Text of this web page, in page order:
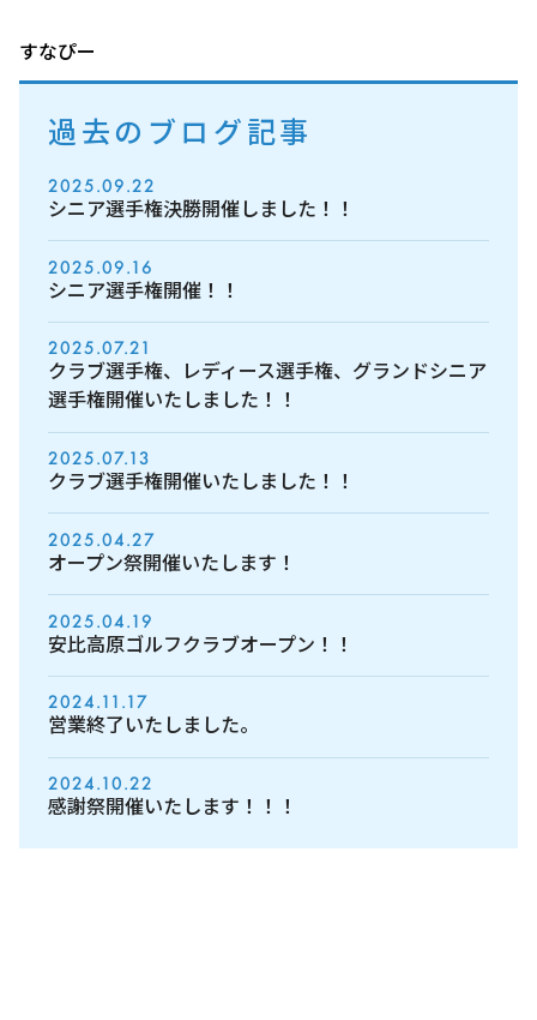
すなぴー
過去のブログ記事
2025.09.22
シニア選手権決勝開催しました！！
2025.09.16
シニア選手権開催！！
2025.07.21
クラブ選手権、レディース選手権、グランドシニア
選手権開催いたしました！！
2025.07.13
クラブ選手権開催いたしました！！
2025.04.27
オープン祭開催いたします！
2025.04.19
安比高原ゴルフクラブオープン！！
2024.11.17
営業終了いたしました。
2024.10.22
感謝祭開催いたします！！！